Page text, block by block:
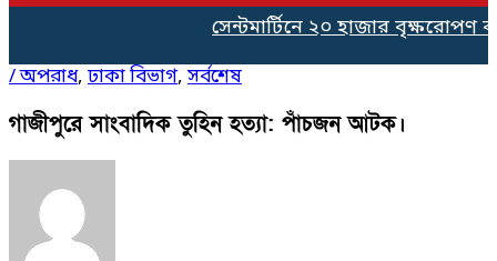
সেন্টমার্টিনে ২০ হাজার বৃক্ষরোপণ
/অপরাধ, ঢাকা বিভাগ, সর্বশেষ
গাজীপুরে সাংবাদিক তুহিন হত্যা: পাঁচজন আটক।